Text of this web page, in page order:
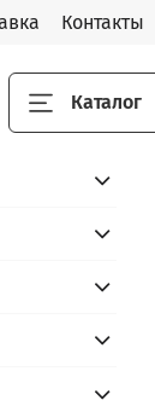
Контакты
Каталог